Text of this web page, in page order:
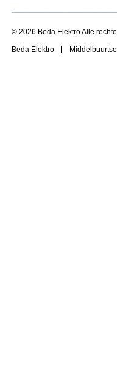
© 2026 Beda Elektro Alle
Beda Elektro